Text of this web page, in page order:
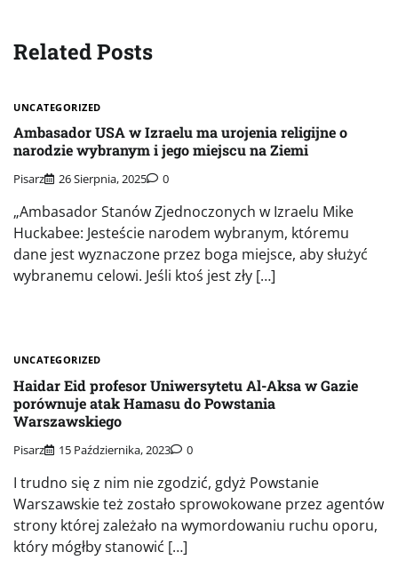
Related Posts
UNCATEGORIZED
Ambasador USA w Izraelu ma urojenia religijne o
narodzie wybranym i jego miejscu na Ziemi
Pisarz 26 Sierpnia, 2025 0
„Ambasador Stanów Zjednoczonych w Izraelu Mike
Huckabee: Jesteście narodem wybranym, któremu
dane jest wyznaczone przez boga miejsce, aby służyć
wybranemu celowi. Jeśli ktoś jest zły […]
UNCATEGORIZED
Haidar Eid profesor Uniwersytetu Al-Aksa w Gazie
porównuje atak Hamasu do Powstania
Warszawskiego
Pisarz 15 Października, 2023 0
I trudno się z nim nie zgodzić, gdyż Powstanie
Warszawskie też zostało sprowokowane przez agentów
strony której zależało na wymordowaniu ruchu oporu,
który mógłby stanowić […]